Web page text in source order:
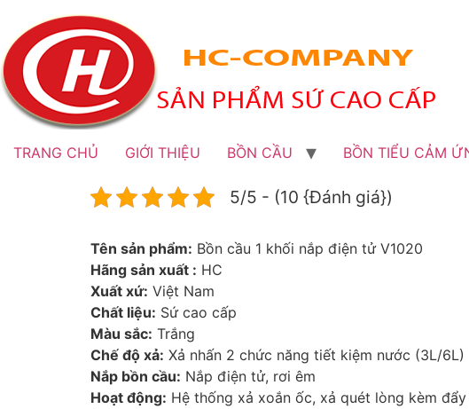
qua
đến
nội
dung
TRANG CHỦ GIỚI THIỆU BỒN CẦU BỒN TIỂU CẢM
5/5 - (10 {Đánh giá})
Tên sản phẩm: Bồn cầu 1 khối nắp điện tử V1020
Hãng sản xuất : HC
Xuất xứ: Việt Nam
Chất liệu: Sứ cao cấp
Màu sắc: Trắng
Chế độ xả: Xả nhấn 2 chức năng tiết kiệm nước (3L/6L)
Nắp bồn cầu: Nắp điện tử, rơi êm
Hoạt động: Hệ thống xả xoắn ốc, xả quét lòng kèm